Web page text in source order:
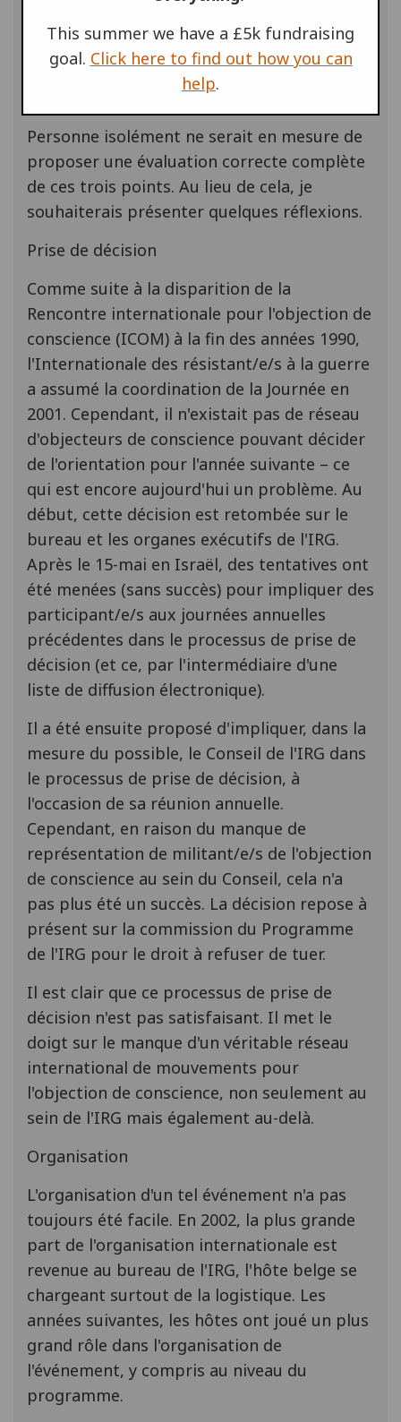
Programme/Formation/Action : comment
répondre aux besoins du groupe local hôte
mais aussi des participant/e/s
Personne isolément ne serait en mesure de
proposer une évaluation correcte complète
de ces trois points. Au lieu de cela, je
souhaiterais présenter quelques réflexions.
Prise de décision
Comme suite à la disparition de la
Rencontre internationale pour l'objection de
conscience (ICOM) à la fin des années 1990,
l'Internationale des résistant/e/s à la guerre
a assumé la coordination de la Journée en
2001. Cependant, il n'existait pas de réseau
d'objecteurs de conscience pouvant décider
de l'orientation pour l'année suivante – ce
qui est encore aujourd'hui un problème. Au
début, cette décision est retombée sur le
bureau et les organes exécutifs de l'IRG.
Après le 15-mai en Israël, des tentatives ont
été menées (sans succès) pour impliquer des
participant/e/s aux journées annuelles
précédentes dans le processus de prise de
décision (et ce, par l'intermédiaire d'une
liste de diffusion électronique).
Il a été ensuite proposé d'impliquer, dans la
mesure du possible, le Conseil de l'IRG dans
le processus de prise de décision, à
l'occasion de sa réunion annuelle.
Cependant, en raison du manque de
représentation de militant/e/s de l'objection
de conscience au sein du Conseil, cela n'a
pas plus été un succès. La décision repose à
présent sur la commission du Programme
de l'IRG pour le droit à refuser de tuer.
Il est clair que ce processus de prise de
décision n'est pas satisfaisant. Il met le
doigt sur le manque d'un véritable réseau
international de mouvements pour
l'objection de conscience, non seulement au
sein de l'IRG mais également au-delà.
Organisation
L'organisation d'un tel événement n'a pas
toujours été facile. En 2002, la plus grande
part de l'organisation internationale est
revenue au bureau de l'IRG, l'hôte belge se
chargeant surtout de la logistique. Les
années suivantes, les hôtes ont joué un plus
grand rôle dans l'organisation de
l'événement, y compris au niveau du
programme.
This summer we have a £5k fundraising
goal. Click here to find out how you can
help.